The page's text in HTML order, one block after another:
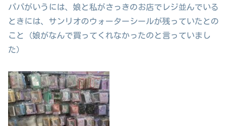
パパがいうには、娘と私がさっきのお店でレジ並んでいる
ときには、サンリオのウォーターシールが残っていたとの
こと（娘がなんで買ってくれなかったのと言っていまし
た）